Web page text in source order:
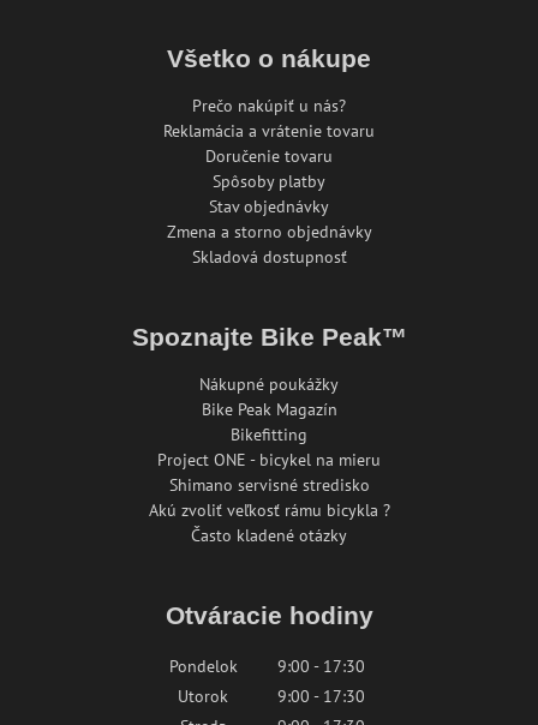
Všetko o nákupe
Prečo nakúpiť u nás?
Reklamácia a vrátenie tovaru
Doručenie tovaru
Spôsoby platby
Stav objednávky
Zmena a storno objednávky
Skladová dostupnosť
Spoznajte Bike Peak™
Nákupné poukážky
Bike Peak Magazín
Bikefitting
Project ONE - bicykel na mieru
Shimano servisné stredisko
Akú zvoliť veľkosť rámu bicykla ?
Často kladené otázky
Otváracie hodiny
Pondelok
9:00 - 17:30
Utorok
9:00 - 17:30